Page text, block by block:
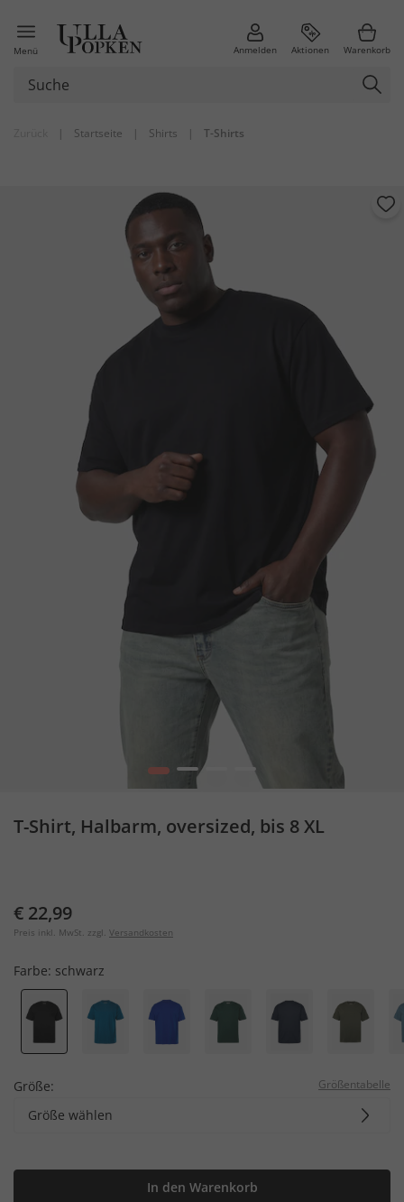
Menü Anmelden Aktionen Warenkorb
| Startseite | Shirts | T-Shirts
1 2
T-Shirt, Halbarm, oversized, bis 8 XL
€ 22,99
Preis inkl. MwSt. zzgl. Versandkosten
Farbe: schwarz
Größe: Größentabelle
Größe wählen
In den Warenkorb